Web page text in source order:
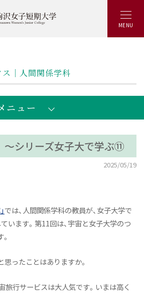
MENU
｜人間関係学科
シリーズ女子大で学ぶ⑪
2025/05/19
では、人間関係学科の教員が、女子大学で
います。第11回は、宇宙と女子大学のつ
思ったことはありますか。
旅行サービスは大人気です。いまは高く
ニュー
&就職実績
専攻トップへ